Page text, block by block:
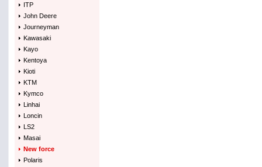
ITP
John Deere
Journeyman
Kawasaki
Kayo
Kentoya
Kioti
KTM
Kymco
Linhai
Loncin
LS2
Masai
New force
Polaris